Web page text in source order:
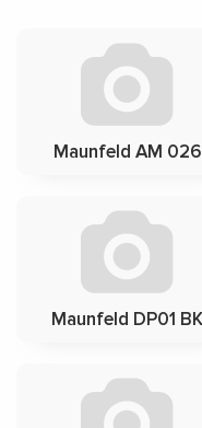
Maunfeld АМ 026
Maunfeld DP01 BK